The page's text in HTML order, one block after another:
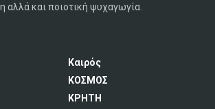
αλλά και ποιοτική ψυχαγωγία.
Καιρός
ΚΟΣΜΟΣ
ΚΡΗΤΗ